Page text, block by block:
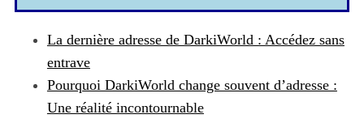
La dernière adresse de DarkiWorld : Accédez sans
entrave
Pourquoi DarkiWorld change souvent d’adresse :
Une réalité incontournable